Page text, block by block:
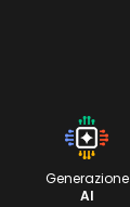
Generazione
AI